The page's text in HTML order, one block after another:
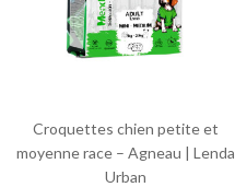
Croquettes chien petite et
moyenne race – Agneau | Lenda
Urban